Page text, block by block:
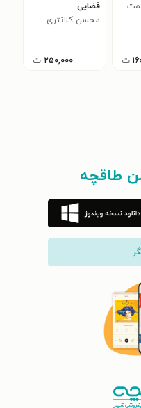
ت
فضایی
محسن کلانتری
۲۵۰,۰۰۰ ت
طاقچه